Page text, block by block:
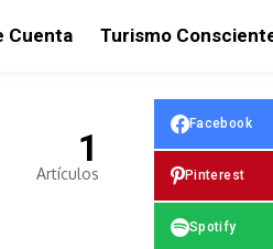
Cuenta Turismo
1
Artículos
Facebook
Pinterest
Spotify